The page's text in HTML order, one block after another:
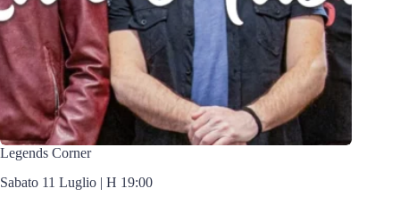
Legends Corner
Sabato 11 Luglio | H 19:00